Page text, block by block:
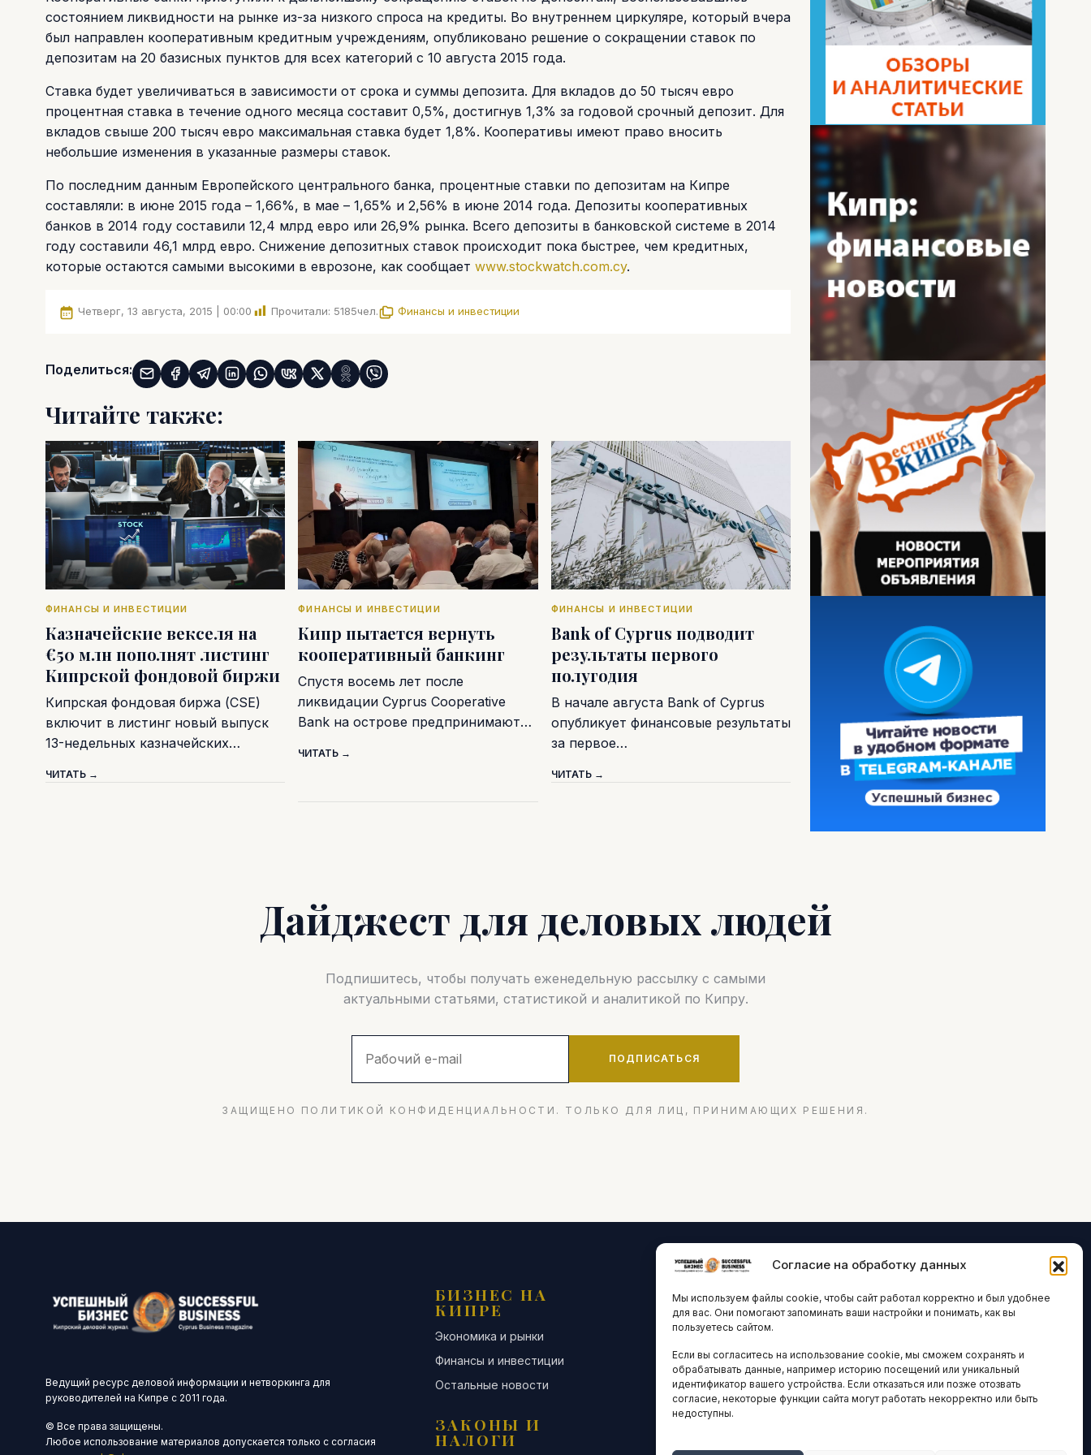
Согласие на обработку данных
Мы используем файлы cookie, чтобы сайт работал корректно и был удобнее
для вас. Они помогают запоминать ваши настройки и понимать, как вы
пользуетесь сайтом.
Если вы согласитесь на использование cookie, мы сможем сохранять и
обрабатывать данные, например историю посещений или уникальный
идентификатор вашего устройства. Если отказаться или позже отозвать
согласие, некоторые функции сайта могут работать некорректно или быть
недоступны.
состоянием ликвидности на рынке из-за низкого спроса на кредиты. Во внутреннем циркуляре, который вчера
был направлен кооперативным кредитным учреждениям, опубликовано решение о сокращении ставок по
депозитам на 20 базисных пунктов для всех категорий с 10 августа 2015 года.
Ставка будет увеличиваться в зависимости от срока и суммы депозита. Для вкладов до 50 тысяч евро
процентная ставка в течение одного месяца составит 0,5%, достигнув 1,3% за годовой срочный депозит. Для
вкладов свыше 200 тысяч евро максимальная ставка будет 1,8%. Кооперативы имеют право вносить
небольшие изменения в указанные размеры ставок.
По последним данным Европейского центрального банка, процентные ставки по депозитам на Кипре
составляли: в июне 2015 года – 1,66%, в мае – 1,65% и 2,56% в июне 2014 года. Депозиты кооперативных
банков в 2014 году составили 12,4 млрд евро или 26,9% рынка. Всего депозиты в банковской системе в 2014
году составили 46,1 млрд евро. Снижение депозитных ставок происходит пока быстрее, чем кредитных,
которые остаются самыми высокими в еврозоне, как сообщает www.stockwatch.com.cy.
Четверг, 13 августа, 2015 | 00:00 Прочитали: 5185чел. Финансы и инвестиции
Поделиться:
Читайте также:
ФИНАНСЫ И ИНВЕСТИЦИИ
Казначейские векселя на
€50 млн пополнят листинг
Кипрской фондовой биржи
Кипрская фондовая биржа (CSE)
включит в листинг новый выпуск
13-недельных казначейских…
ЧИТАТЬ →
ФИНАНСЫ И ИНВЕСТИЦИИ
Кипр пытается вернуть
кооперативный банкинг
Спустя восемь лет после
ликвидации Cyprus Cooperative
Bank на острове предпринимают…
ЧИТАТЬ →
ФИНАНСЫ И ИНВЕСТИЦИИ
Bank of Cyprus подводит
результаты первого
полугодия
В начале августа Bank of Cyprus
опубликует финансовые результаты
за первое…
ЧИТАТЬ →
Дайджест для деловых людей
Подпишитесь, чтобы получать еженедельную рассылку с самыми
актуальными статьями, статистикой и аналитикой по Кипру.
ПОДПИСАТЬСЯ
ЗАЩИЩЕНО ПОЛИТИКОЙ КОНФИДЕНЦИАЛЬНОСТИ. ТОЛЬКО ДЛЯ ЛИЦ, ПРИНИМАЮЩИХ РЕШЕНИЯ.
Ведущий ресурс деловой информации и нетворкинга для
руководителей на Кипре с 2011 года.
© Все права защищены.
Любое использование материалов допускается только с согласия
БИЗНЕС НА
КИПРЕ
Экономика и рынки
Финансы и инвестиции
Остальные новости
ЗАКОНЫ И
НАЛОГИ
ТЕХНОЛОГИИ И
ИННОВАЦИИ
Стартапы и исследования
Цифровая экономика
Остальные новости
ДЕЛОВОЕ
ARTICLES IN
ENGLISH
НАВИГАЦИЯ
Архив материалов